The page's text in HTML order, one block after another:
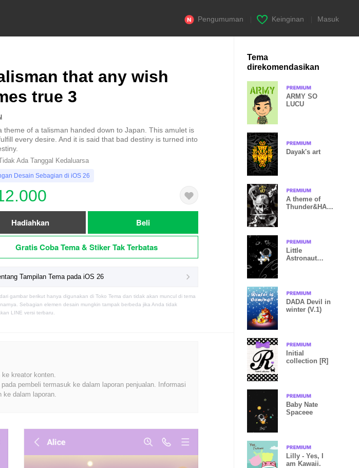
Pengumuman Keinginan Masuk
that any wish
true 3
theme of a talisman handed down to Japan. This amulet is
every desire. And it is said that bad destiny is turned into
Ada Tanggal Kedaluarsa
Desain Sebagian di iOS 26
Hadiahkan Beli
Gratis Coba Tema & Stiker Tak Terbatas
Tampilan Tema pada iOS 26
gambar berikut hanya digunakan di Toko Tema dan tidak akan muncul di tema
Sebagian elemen desain mungkin tampak berbeda jika Anda tidak
LINE versi terbaru.
ke kreator konten.
pembeli termasuk ke dalam laporan penjualan. Informasi
ke dalam laporan.
Tema
direkomendasikan
ARMY SO
LUCU
Dayak's art
A theme of
Thunder&HAN
Little
Astronaut
DADA Devil in
winter (V.1)
Initial
collection [R]
Baby Nate
Spaceee
Lilly - Yes, I
am Kawaii.